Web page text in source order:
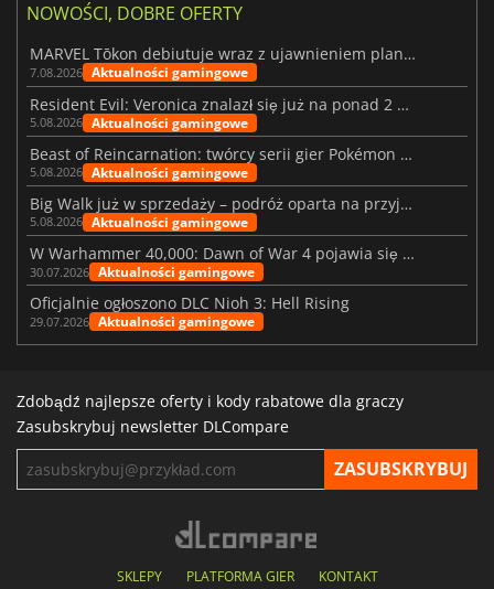
NOWOŚCI, DOBRE OFERTY
MARVEL Tōkon debiutuje wraz z ujawnieniem planu rozwoju na pierwszy rok
7.08.2026 Aktualności gamingowe
Resident Evil: Veronica znalazł się już na ponad 2 milionach list życzeń
5.08.2026 Aktualności gamingowe
Beast of Reincarnation: twórcy serii gier Pokémon wkraczają na nową ścieżkę
5.08.2026 Aktualności gamingowe
Big Walk już w sprzedaży – podróż oparta na przyjaźni
5.08.2026 Aktualności gamingowe
W Warhammer 40,000: Dawn of War 4 pojawia się frakcja Nekronów
30.07.2026 Aktualności gamingowe
Oficjalnie ogłoszono DLC Nioh 3: Hell Rising
29.07.2026 Aktualności gamingowe
Zdobądź najlepsze oferty i kody rabatowe dla graczy
Zasubskrybuj newsletter DLCompare
SKLEPY PLATFORMA GIER KONTAKT